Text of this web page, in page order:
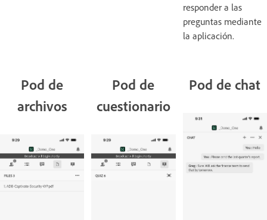
responder a las
preguntas mediante
la aplicación.
Pod de
archivos
Pod de
cuestionario
Pod de chat